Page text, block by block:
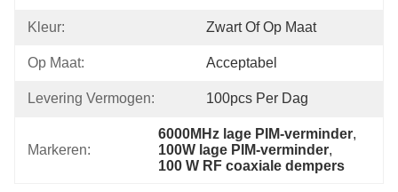
Kleur: Zwart Of Op Maat
Op Maat: Acceptabel
Levering Vermogen: 100pcs Per Dag
Markeren:
6000MHz lage PIM-verminder,
100W lage PIM-verminder,
100 W RF coaxiale dempers